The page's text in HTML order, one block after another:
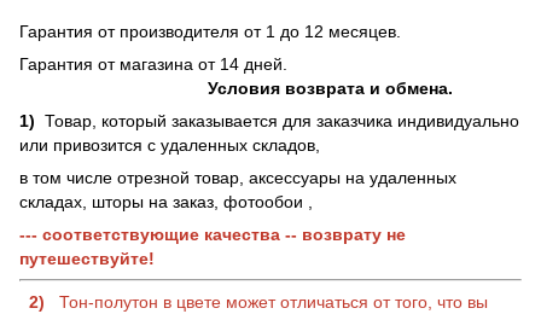
Гарантия от производителя от 1 до 12 месяцев.
Гарантия от магазина от 14 дней.
Условия возврата и обмена.
1) Товар, который заказывается для заказчика индивидуально
или привозится с удаленных складов,
в том числе отрезной товар, аксессуары на удаленных
складах, шторы на заказ, фотообои ,
--- соответствующие качества -- возврату не
путешествуйте!
2)
Тон-полутон в цвете может отличаться от того, что вы